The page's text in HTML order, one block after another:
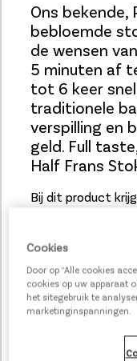
Ons bekende,
bebloemde
de wensen
5 minuten af
tot 6 keer
traditionele
verspilling en
geld. Full
Half Frans
Bij dit product
Cookies
Door op “Alle cookies
cookies op uw apparaat
het sitegebruik te
marketinginspanningen.